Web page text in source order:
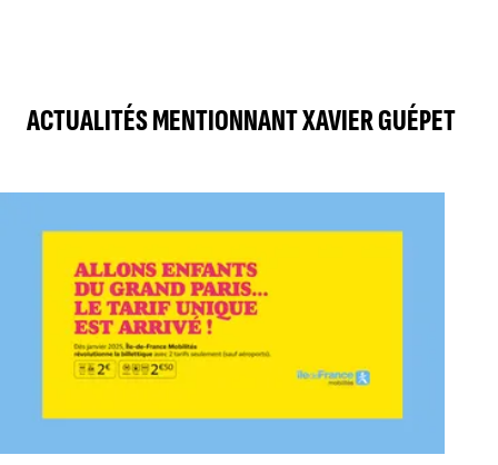
ACTUALITÉS MENTIONNANT XAVIER GUÉPET